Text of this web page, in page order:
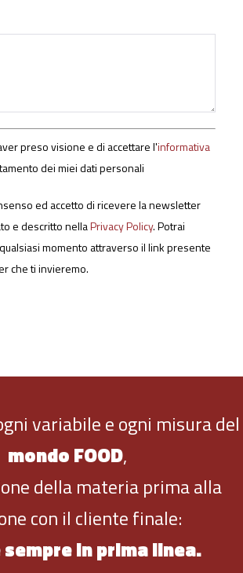
preso visione e di accettare l'informativa
dei miei dati personali
ed accetto di ricevere la newsletter
e descritto nellaPrivacy Policy. Potrai
momento attraverso il link presente
che ti invieremo.
variabile e ogni misura del
mondo FOOD,
della materia prima alla
con il cliente finale:
sempre in prima linea.